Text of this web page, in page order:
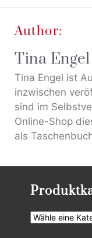
Author:
Tina Engel
Tina Engel ist
inzwischen
sind im
Online-Shop
als